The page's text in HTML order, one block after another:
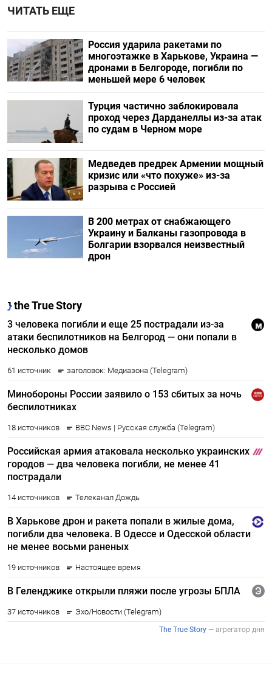
ЧИТАТЬ ЕЩЕ
Россия ударила ракетами по
многоэтажке в Харькове, Украина —
дронами в Белгороде, погибли по
меньшей мере 6 человек
Турция частично заблокировала
проход через Дарданеллы из-за атак
по судам в Черном море
Медведев предрек Армении мощный
кризис или «что похуже» из-за
разрыва с Россией
В 200 метрах от снабжающего
Украину и Балканы газопровода в
Болгарии взорвался неизвестный
дрон